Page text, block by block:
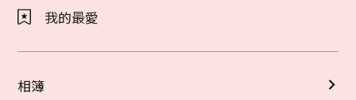
我的最愛
相簿